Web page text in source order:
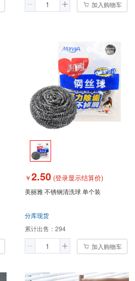
加入购物车
￥2.50 (登录显示结算价)
美丽雅 不锈钢清洗球 单个装
分库现货
累计出售： 294
加入购物车